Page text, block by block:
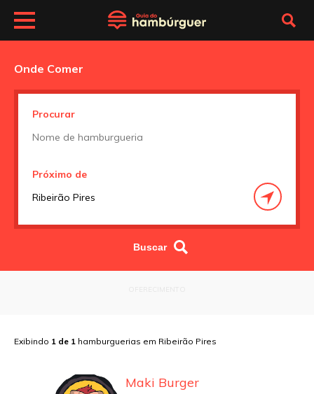
Onde Comer
Procurar
Próximo de
Exibindo 1 de 1 hamburguerias em Ribeirão Pires
Maki Burger